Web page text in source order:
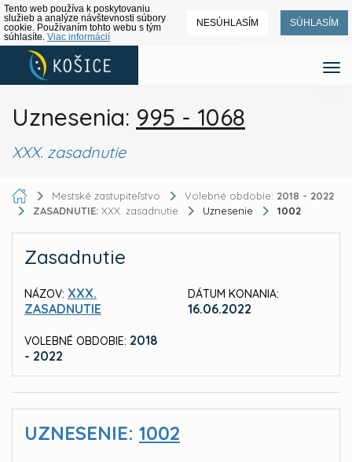
Tento web používa k poskytovaniu
služieb a analýze návštevnosti súbory
cookie. Používaním tohto webu s tým
súhlasíte. Viac informácií
NESÚHLASÍM SÚHLASÍM
Uznesenia: 995 - 1068
XXX. zasadnutie
Mestské zastupiteľstvo Volebné obdobie: 2018 - 2022
ZASADNUTIE: XXX. zasadnutie Uznesenie 1002
Zasadnutie
NÁZOV: XXX.
ZASADNUTIE
VOLEBNÉ OBDOBIE: 2018
- 2022
DÁTUM KONANIA:
16.06.2022
UZNESENIE: 1002